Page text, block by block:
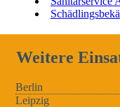
Weitere
Berlin
Leipzig